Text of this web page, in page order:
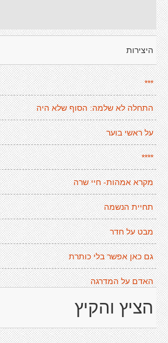
היצירות
***
התחלה לא שלמה: הסוף שלא היה
על ראשי בוער
****
מקרא אמהות- חיי שרה
תחיית הנשמה
מבט על חדר
גם כאן אפשר בלי כותרת
האדם על המדרגה
הציץ והקיץ